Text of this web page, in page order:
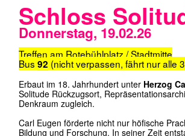
Carl Eugen förderte nicht nur höfische Pracht, sondern auch
Bildung und Forschung. In seiner Zeit entstanden Impulse,
die Kunst, Technik und Naturwissenschaft miteinander
verknüpften. Die Solitude wurde so zum Ort des Austauschs
zwischen Disziplinen, lange bevor man das Wort
Interdisziplinarität liebte.
Ringsum stehen heute Mammutbäume, stille Zeitzeugen
globaler Neugier. Diese aus Nordamerika stammenden
und erzählen von botanischer Forschung, Fernweh und
wissenschaftlichem Entdeckergeist.
Schloss Solitude ist damit mehr als ein barockes Ensemble.
Es ist eine Bühne, auf der sich Kunst und Wissenschaft
offenes Archiv. Und über allem ein weiter Blick, der Denken
möglich macht.